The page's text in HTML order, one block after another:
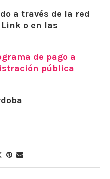
a través de la red
o en las
de pago a
pública